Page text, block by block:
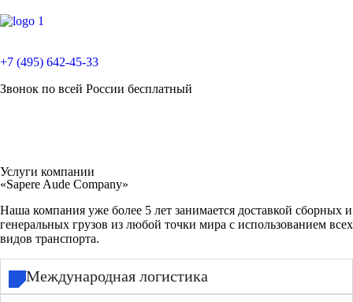
+7 (495) 642-45-33
Звонок по всей России бесплатный
Услуги компании
«Sapere Aude Company»
Наша компания уже более 5 лет занимается доставкой сборных и
генеральных грузов из любой точки мира с использованием всех
видов транспорта.
Международная логистика